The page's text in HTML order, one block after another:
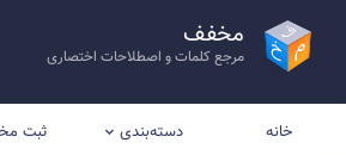
مخفف
مرجع کلمات و اصطلاحات اختصاری
خانه دسته‌بندی ثبت